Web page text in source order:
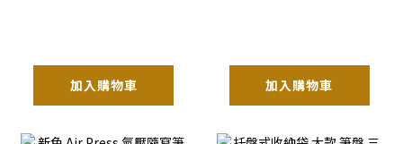
加入購物車 加入購物車